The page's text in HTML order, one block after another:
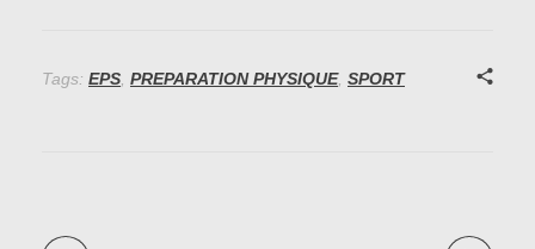
Tags: EPS, PREPARATION PHYSIQUE, SPORT